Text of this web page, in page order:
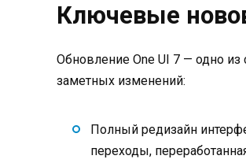
Ключевые
Обновление One UI 7 — одно
заметных изменений:
Полный редизайн
переходы,